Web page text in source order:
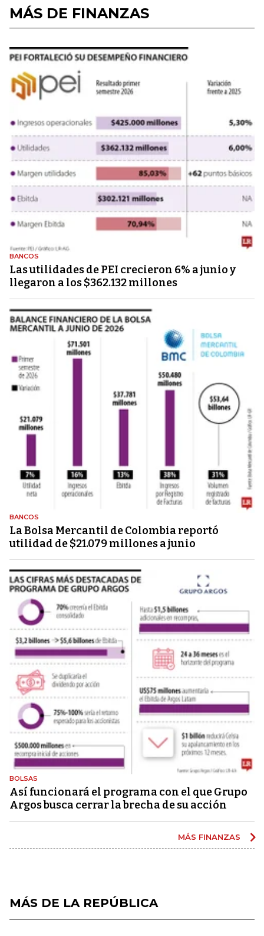
MÁS DE FINANZAS
BANCOS
Las utilidades de PEI crecieron 6% a junio y
llegaron a los $362.132 millones
BANCOS
La Bolsa Mercantil de Colombia reportó
utilidad de $21.079 millones a junio
BOLSAS
Así funcionará el programa con el que Grupo
Argos busca cerrar la brecha de su acción
MÁS FINANZAS
MÁS DE LA REPÚBLICA